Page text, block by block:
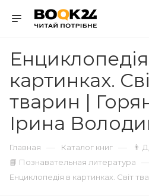
картинках.
тварин |
Ірина
Главная — Каталог книг — 👨
📘 Познавательная литература
Енциклопедія в картинках. Світ